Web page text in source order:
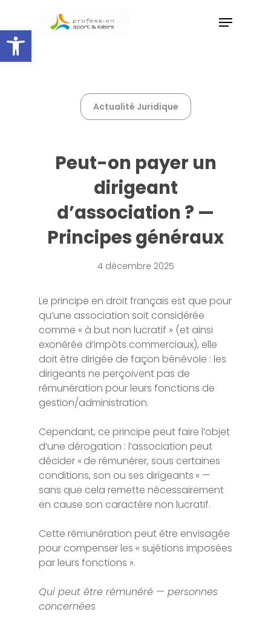
Ouvrir la barre d’outils
main
content
Menu
Actualité Juridique
Peut-on payer un
dirigeant
d’association ? —
Principes généraux
4 décembre 2025
Le principe en droit français est que pour
qu’une association soit considérée
comme « à but non lucratif » (et ainsi
exonérée d’impôts commerciaux), elle
doit être dirigée de façon bénévole : les
dirigeants ne perçoivent pas de
rémunération pour leurs fonctions de
gestion/administration.
Cependant, ce principe peut faire l’objet
d’une dérogation : l’association peut
décider « de rémunérer, sous certaines
conditions, son ou ses dirigeants » —
sans que cela remette nécessairement
en cause son caractère non lucratif.
Cette rémunération peut être envisagée
pour compenser les « sujétions imposées
par leurs fonctions ».
Qui peut être rémunéré — personnes
concernées